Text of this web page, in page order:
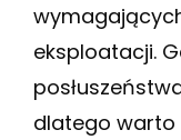
eksploatacji.
dlatego warto